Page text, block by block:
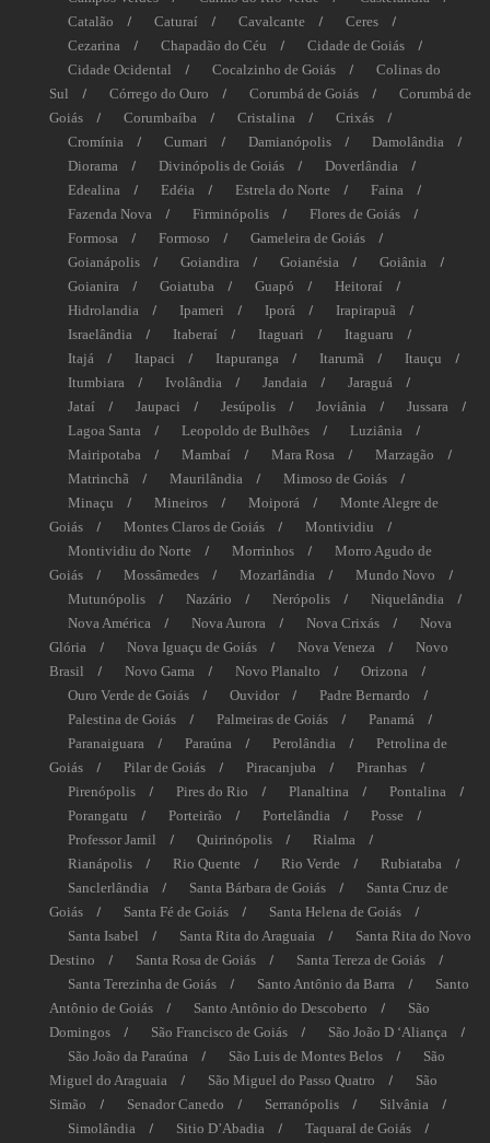
Catalão
Caturaí Cavalcante
Ceres
Cezarina
Chapadão do Céu
Cidade de Goiás
Cidade Ocidental
Cocalzinho de Goiás
Colinas do
Sul
Córrego do Ouro Corumbá de Goiás
Corumbá de
Goiás
Corumbaíba Cristalina
Crixás
Cromínia
Cumari Damianópolis
Damolândia
Diorama
Divinópolis de Goiás
Doverlândia
Edealina
Edéia Estrela do Norte
Faina
Fazenda Nova
Firminópolis
Flores de Goiás
Formosa
Formoso
Gameleira de Goiás
Goianápolis
Goiandira Goianésia
Goiânia
Goianira
Goiatuba Guapó
Heitoraí
Hidrolandia
Ipameri Iporá
Irapirapuã
Israelândia
Itaberaí Itaguari
Itaguaru
Itajá
Itapaci Itapuranga Itarumã
Itauçu
Itumbiara
Ivolândia Jandaia
Jaraguá
Jataí
Jaupaci Jesúpolis Joviânia
Jussara
Lagoa Santa
Leopoldo de Bulhões
Luziânia
Mairipotaba
Mambaí Mara Rosa
Marzagão
Matrinchã
Maurilândia
Mimoso de Goiás
Minaçu
Mineiros Moiporá
Monte Alegre de
Goiás
Montes Claros de Goiás
Montividiu
Montividiu do Norte
Morrinhos
Morro Agudo de
Goiás
Mossâmedes Mozarlândia
Mundo Novo
Mutunópolis
Nazário Nerópolis
Niquelândia
Nova América
Nova Aurora Nova Crixás
Nova
Glória
Nova Iguaçu de Goiás Nova Veneza
Novo
Brasil
Novo Gama Novo Planalto
Orizona
Ouro Verde de Goiás
Ouvidor
Padre Bernardo
Palestina de Goiás
Palmeiras de Goiás
Panamá
Paranaiguara
Paraúna Perolândia
Petrolina de
Goiás
Pilar de Goiás Piracanjuba
Piranhas
Pirenópolis
Pires do Rio Planaltina
Pontalina
Porangatu
Porteirão Portelândia
Posse
Professor Jamil
Quirinópolis
Rialma
Rianápolis
Rio Quente Rio Verde
Rubiataba
Sanclerlândia
Santa Bárbara de Goiás
Santa Cruz de
Goiás
Santa Fé de Goiás
Santa Helena de Goiás
Santa Isabel
Santa Rita do Araguaia
Santa Rita do Novo
Destino
Santa Rosa de Goiás
Santa Tereza de Goiás
Santa Terezinha de Goiás
Santo Antônio da Barra
Santo
Antônio de Goiás
Santo Antônio do Descoberto
São
Domingos
São Francisco de Goiás
São João D ‘Aliança
São João da Paraúna
São Luis de Montes Belos
São
Miguel do Araguaia
São Miguel do Passo Quatro
São
Simão
Senador Canedo Serranópolis
Silvânia
Simolândia
Sitio D’Abadia Taquaral de Goiás